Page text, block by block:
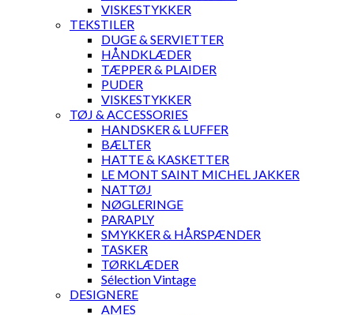
VISKESTYKKER
TEKSTILER
DUGE & SERVIETTER
HÅNDKLÆDER
TÆPPER & PLAIDER
PUDER
VISKESTYKKER
TØJ & ACCESSORIES
HANDSKER & LUFFER
BÆLTER
HATTE & KASKETTER
LE MONT SAINT MICHEL JAKKER
NATTØJ
NØGLERINGE
PARAPLY
SMYKKER & HÅRSPÆNDER
TASKER
TØRKLÆDER
Sélection Vintage
DESIGNERE
AMES